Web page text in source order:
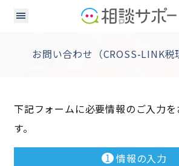
お問い合わせ（CROSS-LINK税
下記フォームに必要情報のご入力
す。
1 情報の入力